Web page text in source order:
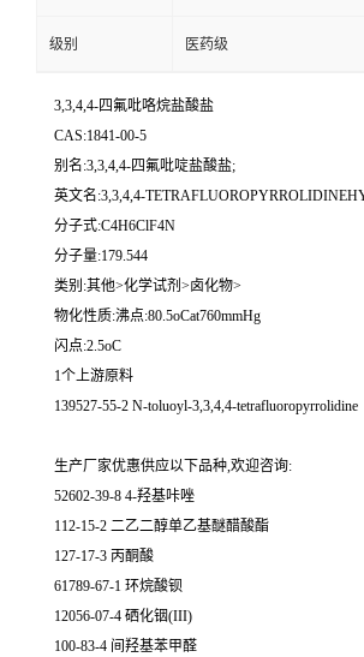
级别 医药级
3,3,4,4-四氟吡咯烷盐酸盐
CAS:1841-00-5
别名:3,3,4,4-四氟吡啶盐酸盐;
英文名:3,3,4,4-
分子式:C4H6ClF4N
分子量:179.544
类别:其他>化学试剂>卤化物>
物化性质:沸点:80.5oCat760mmHg
闪点:2.5oC
1个上游原料
139527-55-2 N-toluoyl-3,3,4,4-tetrafluoropyrrolidine
生产厂家优惠供应以下品种,欢迎咨询:
52602-39-8 4-羟基咔唑
112-15-2 二乙二醇单乙基醚醋酸酯
127-17-3 丙酮酸
61789-67-1 环烷酸钡
12056-07-4 硒化铟(III)
100-83-4 间羟基苯甲醛